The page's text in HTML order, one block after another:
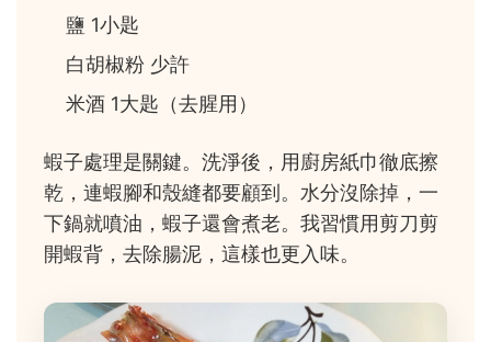
鹽 1小匙
白胡椒粉 少許
米酒 1大匙（去腥用）
蝦子處理是關鍵。洗淨後，用廚房紙巾徹底擦
乾，連蝦腳和殼縫都要顧到。水分沒除掉，一
下鍋就噴油，蝦子還會煮老。我習慣用剪刀剪
開蝦背，去除腸泥，這樣也更入味。